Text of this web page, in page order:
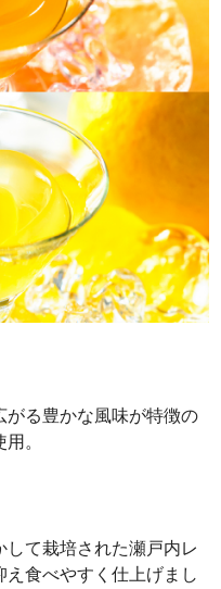
がる豊かな風味が特徴の
。
て栽培された瀬戸内レ
食べやすく仕上げまし